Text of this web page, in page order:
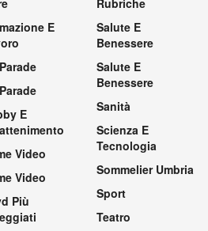
E
E
Video
Video
Più
Salute E
Benessere
Salute E
Benessere
Sanità
Scienza E
Tecnologia
Sommelier Umbria
Sport
Teatro